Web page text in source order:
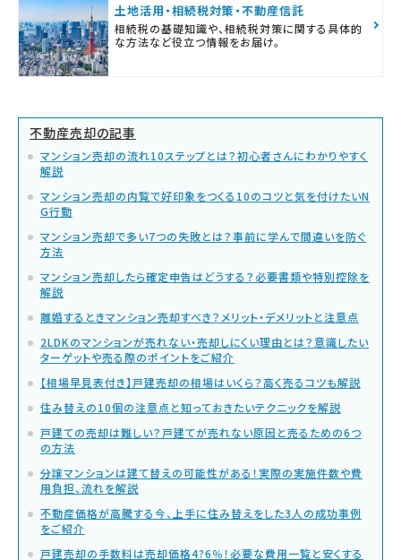
土地活用・相続税対策・不動産信託
相続税の基礎知識や、相続税対策に関する具体的
な方法など役立つ情報をお届け。
不動産売却の記事
マンション売却の流れ10ステップとは？初心者さんにわかりやすく
解説
マンション売却の内覧で好印象をつくる10のコツと気を付けたいN
G行動
マンション売却で多い7つの失敗とは？事前に学んで間違いを防ぐ
方法
マンション売却したら確定申告はどうする？必要書類や特別控除を
解説
離婚するときマンション売却すべき？メリット・デメリットと注意点
2LDKのマンションが売れない・売却しにくい理由とは？意識したい
ターゲットや売る際のポイントをご紹介
【相場早見表付き】戸建売却の相場はいくら？高く売るコツも解説
住み替えの10個の注意点と知っておきたいテクニックを解説
戸建ての売却は難しい？戸建てが売れない原因と売るための6つ
の方法
分譲マンションは建て替えの可能性がある！実際の実施件数や費
用負担、流れを解説
不動産価格が高騰する今、上手に住み替えをした3人の成功事例
をご紹介
戸建売却の手数料は売却価格4?6％！必要な費用一覧と安くする